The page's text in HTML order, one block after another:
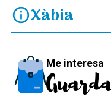
infoXàbia
Me interesa